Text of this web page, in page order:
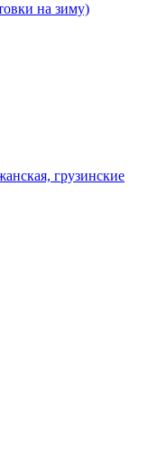
на зиму)
грузинские